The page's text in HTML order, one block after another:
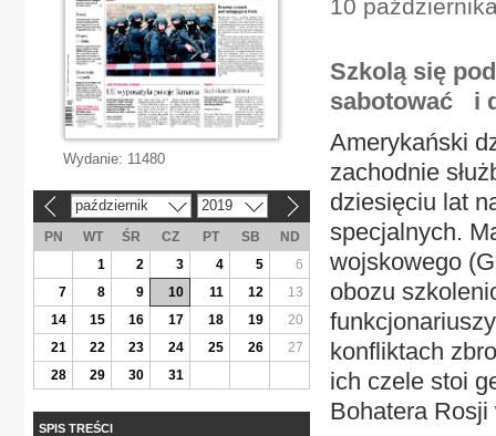
10
Szkolą się
sabotować i
Amerykański
zachodnie
dziesięciu lat
specjalnych.
wojskowego
obozu
konfliktach
ich czele stoi
Bohatera
Wydanie: 11480
październik 2019
PN WT ŚR CZ PT SB
ND
1
2 3 4 5
6
7
8 9 10 11 12
13
14
15 16 17 18 19
20
21
22 23 24 25 26
27
28
29 30 31
SPIS TREŚCI